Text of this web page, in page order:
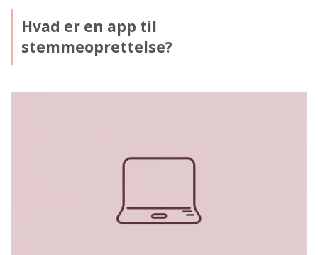
Hvad er en app til
stemmeoprettelse?